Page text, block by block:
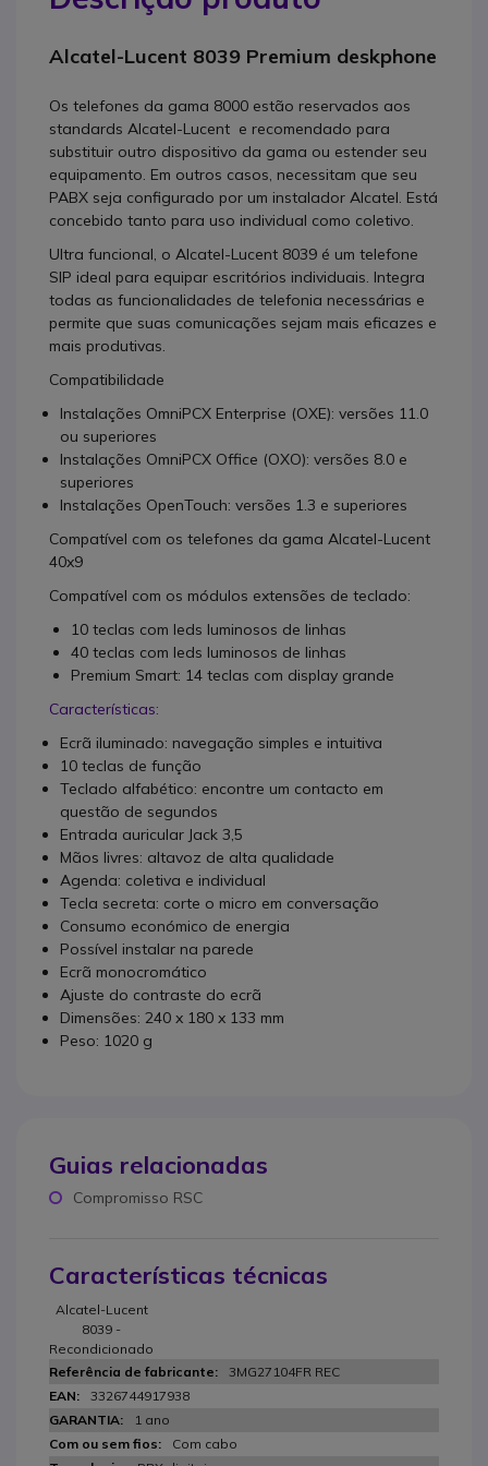
Alcatel-Lucent 8039 Premium deskphone
Os telefones da gama 8000 estão reservados aos
standards Alcatel-Lucent e recomendado para
substituir outro dispositivo da gama ou estender seu
equipamento. Em outros casos, necessitam que seu
PABX seja configurado por um instalador Alcatel. Está
concebido tanto para uso individual como coletivo.
Ultra funcional, o Alcatel-Lucent 8039 é um telefone
SIP ideal para equipar escritórios individuais. Integra
todas as funcionalidades de telefonia necessárias e
permite que suas comunicações sejam mais eficazes e
mais produtivas.
Compatibilidade
Instalações OmniPCX Enterprise (OXE): versões 11.0
ou superiores
Instalações OmniPCX Office (OXO): versões 8.0 e
superiores
Instalações OpenTouch: versões 1.3 e superiores
Compatível com os telefones da gama Alcatel-Lucent
40x9
Compatível com os módulos extensões de teclado:
10 teclas com leds luminosos de linhas
40 teclas com leds luminosos de linhas
Premium Smart: 14 teclas com display grande
Características:
Ecrã iluminado: navegação simples e intuitiva
10 teclas de função
Teclado alfabético: encontre um contacto em
questão de segundos
Entrada auricular Jack 3,5
Mãos livres: altavoz de alta qualidade
Agenda: coletiva e individual
Tecla secreta: corte o micro em conversação
Consumo económico de energia
Possível instalar na parede
Ecrã monocromático
Ajuste do contraste do ecrã
Dimensões: 240 x 180 x 133 mm
Peso: 1020 g
Guias relacionadas
Compromisso RSC
Características técnicas
Alcatel-Lucent
8039 -
Recondicionado
3MG27104FR REC
3326744917938
1 ano
Com cabo